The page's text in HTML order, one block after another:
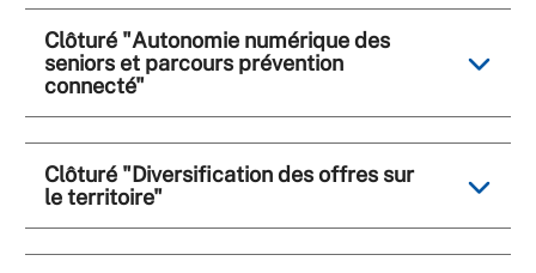
Clôturé "Autonomie numérique des
seniors et parcours prévention
connecté"
Clôturé "Diversification des offres sur
le territoire"